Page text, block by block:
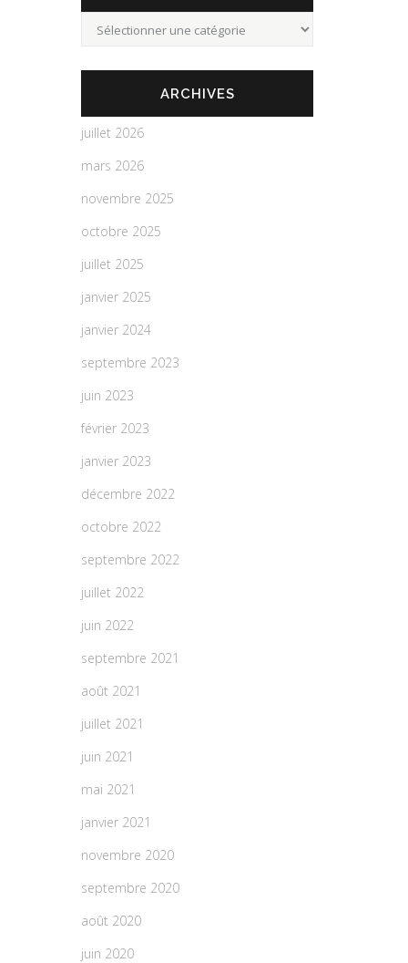
ARCHIVES
juillet 2026
mars 2026
novembre 2025
octobre 2025
juillet 2025
janvier 2025
janvier 2024
septembre 2023
juin 2023
février 2023
janvier 2023
décembre 2022
octobre 2022
septembre 2022
juillet 2022
juin 2022
septembre 2021
août 2021
juillet 2021
juin 2021
mai 2021
janvier 2021
novembre 2020
septembre 2020
août 2020
juin 2020